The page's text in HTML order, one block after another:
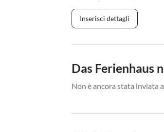
Inserisci dettagli
Das Ferienhaus
Non è ancora stata inviata